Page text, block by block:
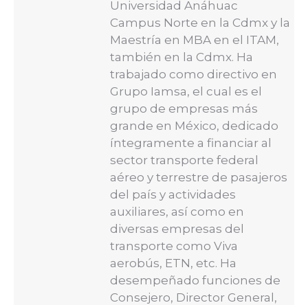
Universidad Anáhuac
Campus Norte en la Cdmx y la
Maestría en MBA en el ITAM,
también en la Cdmx. Ha
trabajado como directivo en
Grupo Iamsa, el cual es el
grupo de empresas más
grande en México, dedicado
íntegramente a financiar al
sector transporte federal
aéreo y terrestre de pasajeros
del país y actividades
auxiliares, así como en
diversas empresas del
transporte como Viva
aerobús, ETN, etc. Ha
desempeñado funciones de
Consejero, Director General,